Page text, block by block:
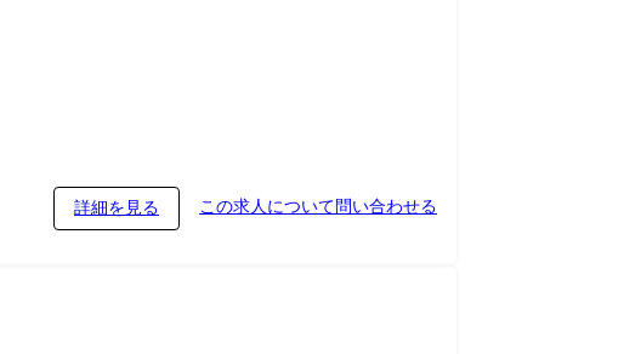
ス系:180名 ・ネットワーク系:245名
詳細を見る この求人について問い合わせる